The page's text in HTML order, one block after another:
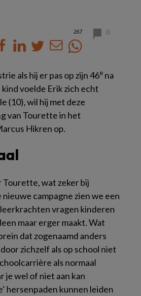
0
267
als hij er pas op zijn 46e na
voelde Erik zich echt
(10), wil hij met deze
van Tourette in het
Hikren op.
wat zeker bij
campagne zien we een
vragen kinderen
maar erger maakt. Wat
dat zogenaamd anders
zichzelf als op school niet
als normaal
wel of niet aan kan
hersenpaden kunnen leiden